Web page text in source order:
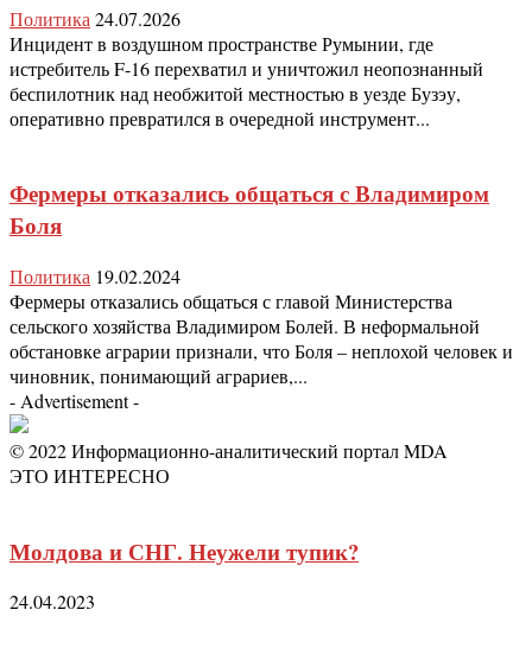
Политика 24.07.2026
Инцидент в воздушном пространстве Румынии, где
истребитель F-16 перехватил и уничтожил неопознанный
беспилотник над необжитой местностью в уезде Бузэу,
оперативно превратился в очередной инструмент...
Фермеры отказались общаться с Владимиром
Боля
Политика 19.02.2024
Фермеры отказались общаться с главой Министерства
сельского хозяйства Владимиром Болей. В неформальной
обстановке аграрии признали, что Боля – неплохой человек и
чиновник, понимающий аграриев,...
- Advertisement -
© 2022 Информационно-аналитический портал MDA
ЭТО ИНТЕРЕСНО
Молдова и СНГ. Неужели тупик?
24.04.2023